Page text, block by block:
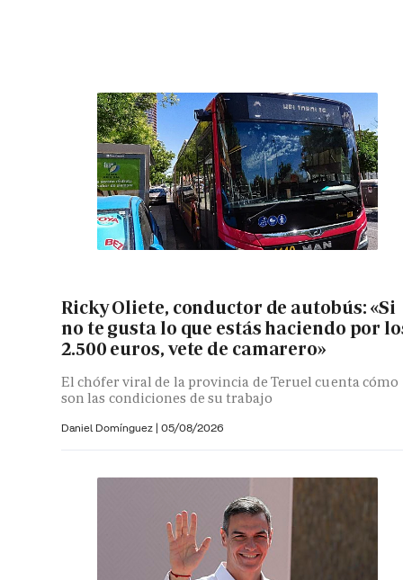
Ricky Oliete, conductor de autobús: «Si
no te gusta lo que estás haciendo por
2.500 euros, vete de camarero»
El chófer viral de la provincia de Teruel cuenta cómo
son las condiciones de su trabajo
Daniel Domínguez | 05/08/2026